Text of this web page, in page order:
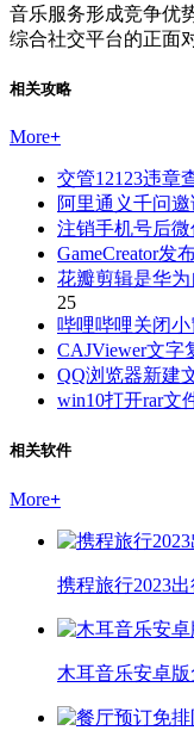
音乐服务形成竞争优
综合社交平台的正面
相关攻略
More+
交管12123违章
阿里通义千问
注销手机号后
GameCreator发
花瓣剪辑是华
25
哔哩哔哩关闭
CAJViewer文字
QQ浏览器新建
win10打开rar文
相关软件
More+
携程旅行2023
木耳音乐安卓